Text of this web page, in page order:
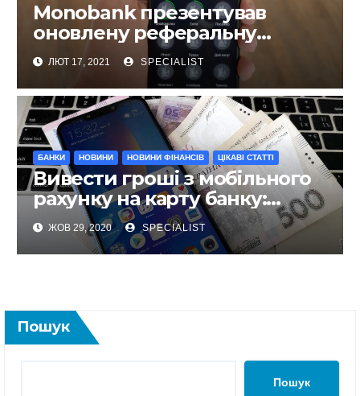
Monobank презентував
оновлену реферальну
програму із стартапом
Reface
ЛЮТ 17, 2021 SPECIALIST
БАНКИ НОВИНИ НОВИНИ ФІНАНСІВ ЦІКАВІ СТАТТІ
Вивести гроші з мобільного
рахунку на карту банку:
Київстар, Vodafone та Lifecell
ЖОВ 29, 2020 SPECIALIST
Пошук
Пошук